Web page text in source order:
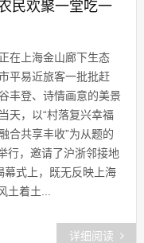
民欢聚一堂吃一
在上海金山廊下生态
平易近旅客一批批赶
丰登、诗情画意的美景
天，以“村落复兴幸福
合共享丰收”为从题的
行，邀请了沪浙邻接地
式上，既无反映上海
土着土...
详细阅读